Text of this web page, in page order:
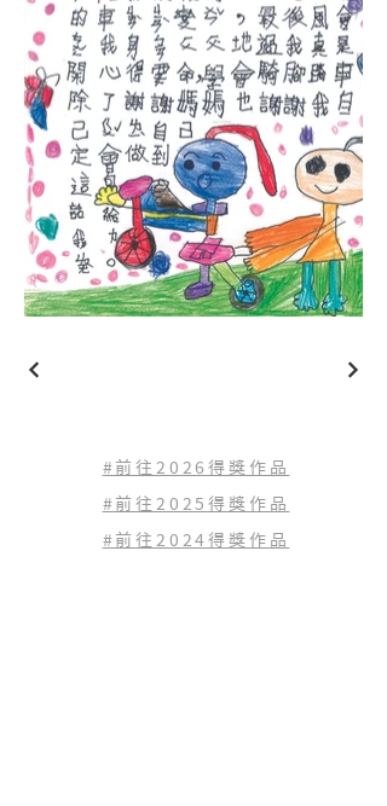
#前往2026得獎作品
#前往2025得獎作品
#前往2024得獎作品